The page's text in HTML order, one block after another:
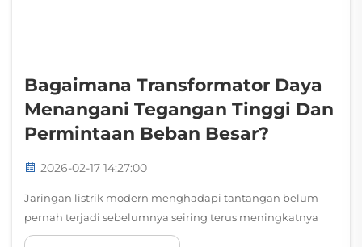
Bagaimana Transformator Daya
Menangani Tegangan Tinggi Dan
Permintaan Beban Besar?
2026-02-17 14:27:00
Jaringan listrik modern menghadapi tantangan belum
pernah terjadi sebelumnya seiring terus meningkatnya
permintaan energi di sektor industri, komersial, dan